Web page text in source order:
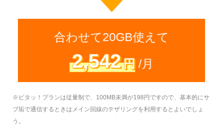
合わせて20GB使えて
2,542円 /月
※ビタッ！プランは従量制で、100MB未満が198円ですので、基本的にサ
ブ垢で通信するときはメイン回線のテザリングを利用するとよいでしょ
う。